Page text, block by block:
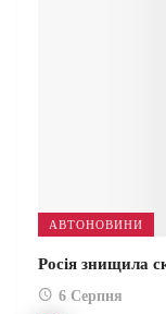
АВТОНОВИНИ
Росія знищила
6 Серпня